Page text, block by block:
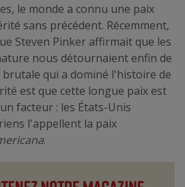
le monde a connu une paix
sans précédent. Récemment,
Steven Pinker affirmait que les
nous détournaient enfin de
qui a dominé l'histoire de
est que cette longue paix est
facteur : les États-Unis
l'appellent la paix
.